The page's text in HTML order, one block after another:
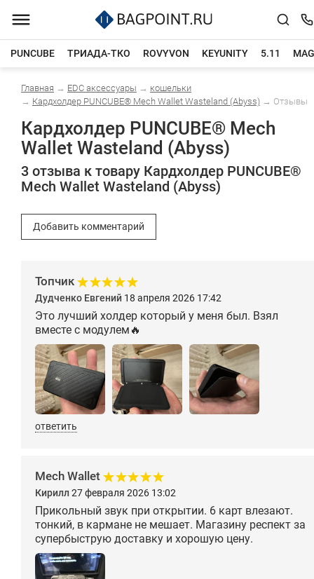
PUNCUBE ТРИАДА-ТКО ROVYVON KEYUNITY 5.11
Каталог товаров
Главная → EDC аксессуары → кошельки
→ Кардхолдер PUNCUBE® Mech Wallet Wasteland (Abyss) → Отзывы
Кардхолдер PUNCUBE® Mech
Wallet Wasteland (Abyss)
3 отзыва к товару Кардхолдер PUNCUBE®
Mech Wallet Wasteland (Abyss)
Добавить комментарий
Топчик
Дудченко Евгений 18 апреля 2026 17:42
Это лучший холдер который у меня был. Взял
вместе с модулем🔥
ответить
Mech Wallet
Кирилл27 февраля 2026 13:02
Прикольный звук при открытии. 6 карт влезают.
тонкий, в кармане не мешает. Магазину респект за
супербыструю доставку и хорошую цену.